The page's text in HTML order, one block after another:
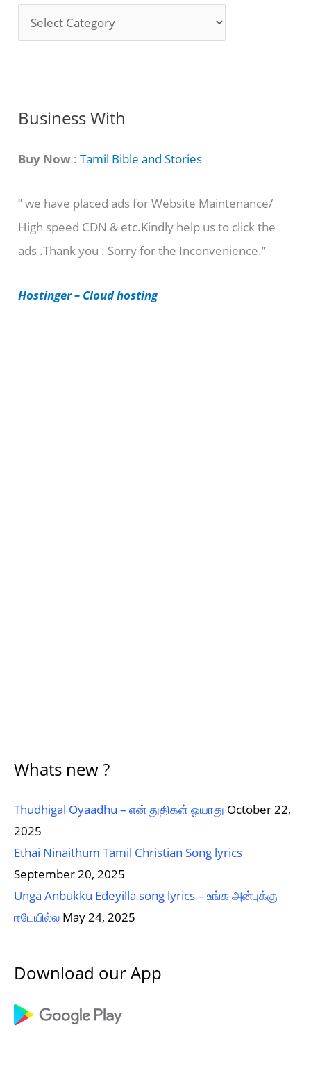
o
C
t
g
o
r
e
Business With
Buy Now :Tamil Bible and Stories
” we have placed ads for Website Maintenance/
High speed CDN & etc.Kindly help us to click the
ads .Thank you . Sorry for the Inconvenience.”
Hostinger – Cloud hosting
Whats new ?
Thudhigal Oyaadhu – என் துதிகள் ஓயாது October 22,
2025
Ethai Ninaithum Tamil Christian Song lyrics
September 20, 2025
Unga Anbukku Edeyilla song lyrics – உங்க அன்புக்கு
ஈடேயில்ல May 24, 2025
Download our App